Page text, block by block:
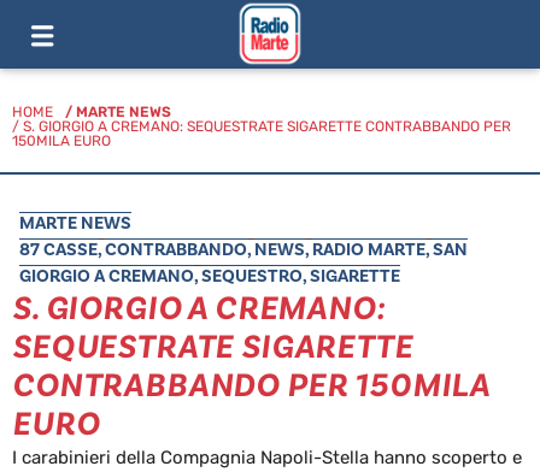
HOME / MARTE NEWS
/ S. GIORGIO A CREMANO: SEQUESTRATE SIGARETTE CONTRABBANDO PER
150MILA EURO
MARTE NEWS
87 CASSE,CONTRABBANDO, NEWS, RADIO MARTE,SAN
GIORGIO A CREMANO,SEQUESTRO,SIGARETTE
S. GIORGIO A CREMANO:
SEQUESTRATE SIGARETTE
CONTRABBANDO PER 150MILA
EURO
I carabinieri della Compagnia Napoli-Stella hanno scoperto e